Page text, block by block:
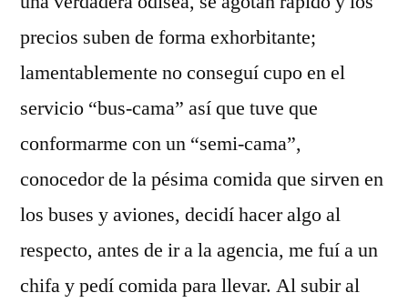
conferencias
precios suben de forma exhorbitante;
lamentablemente no conseguí cupo en el
servicio “bus-cama” así que tuve que
conformarme con un “semi-cama”,
conocedor de la pésima comida que sirven en
los buses y aviones, decidí hacer algo al
respecto, antes de ir a la agencia, me fuí a un
chifa y pedí comida para llevar. Al subir al